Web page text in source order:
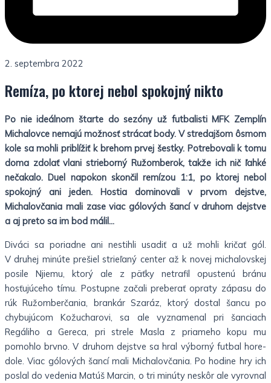
2. septembra 2022
Remíza, po ktorej nebol spokojný nikto
Po nie ideálnom štarte do sezóny už futbalisti MFK Zemplín
Michalovce nemajú možnosť strácať body. V stredajšom ôsmom
kole sa mohli priblížiť k brehom prvej šestky. Potrebovali k tomu
doma zdolať vlani strieborný Ružomberok, takže ich nič ľahké
nečakalo. Duel napokon skončil remízou 1:1, po ktorej nebol
spokojný ani jeden. Hostia dominovali v prvom dejstve,
Michalovčania mali zase viac gólových šancí v druhom dejstve
a aj preto sa im bod málil…
Diváci sa poriadne ani nestihli usadiť a už mohli kričať gól.
V druhej minúte prešiel strieľaný center až k novej michalovskej
posile Njiemu, ktorý ale z päťky netrafil opustenú bránu
hosťujúceho tímu. Postupne začali preberať opraty zápasu do
rúk Ružomberčania, brankár Szaráz, ktorý dostal šancu po
chybujúcom Kožucharovi, sa ale vyznamenal pri šanciach
Regáliho a Gereca, pri strele Masla z priameho kopu mu
pomohlo brvno. V druhom dejstve sa hral výborný futbal hore-
dole. Viac gólových šancí mali Michalovčania. Po hodine hry ich
poslal do vedenia Matúš Marcin, o tri minúty neskôr ale vyrovnal